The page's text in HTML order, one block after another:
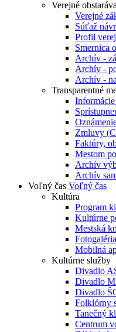
Verejné
Verejné
Súťaž
Profil
Smernica
Archív -
Archív -
Archív -
Transparentné
Zmluvy
Faktúry,
Mestom
Archív
Archív
Voľný čas Voľný čas
Kultúra
Program
Kultúrne
Mestská
Fotogaléria
Mobilná
Kultúrne služby
Divadlo
Divadlo
Divadlo
Folklórny
Tanečný
Centrum